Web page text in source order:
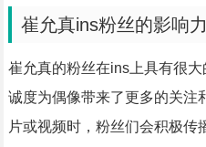
崔允真ins粉丝的影响力
崔允真的粉丝在ins上具有很
诚度为偶像带来了更多的关注
片或视频时，粉丝们会积极传